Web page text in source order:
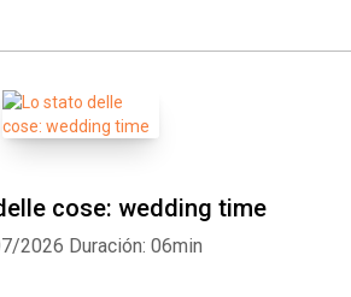
cose: wedding time
2026 Duración: 06min